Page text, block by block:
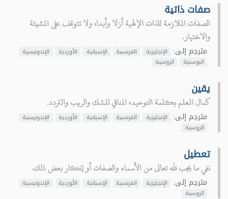
صفات ذاتية
الصفات الملازمة للذات الإلهية أزلا وأبدا، ولا تتوقف على المشيئة
والاختيار.
مترجم إلى: الإنجليزية الفرنسية الإسبانية الأوردية
الإندونيسية
البوسنية
الروسية
يقين
كمال العلم بكلمة التوحيد، المنافي للشك والريب والتردد.
مترجم إلى: الإنجليزية الفرنسية الإسبانية الأوردية
الإندونيسية
الروسية
تعطيل
نفي ما يجب لله تعالى من الأسماء والصفات أو إنكار بعض ذلك.
مترجم إلى: الإنجليزية الفرنسية الإسبانية الأوردية
الإندونيسية
الروسية